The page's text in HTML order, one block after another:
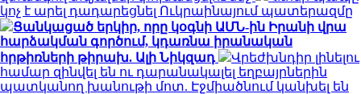
կոչ է արել դադարեցնել Ուկրաինայում պատերազմը
Ցանկացած երկիր, որը կօգնի ԱՄՆ-ին Իրանի վրա
հարձակման գործում, կդառնա իրանական
հրթիռների թիրախ. Ալի Նիկզադ
Վրեժխնդիր լինելու
համար զինվել են ու դարանակալել եղբայրներին
պատկանող խանութի մոտ. Էջմիածնում կանխել են